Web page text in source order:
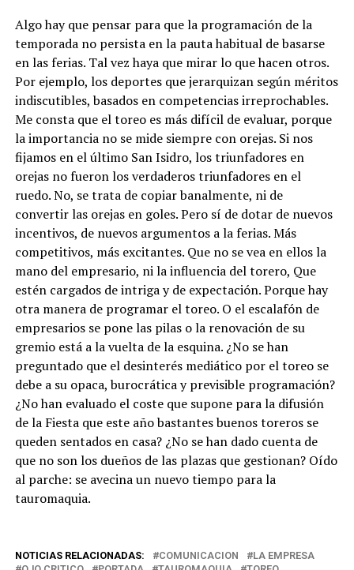
Algo hay que pensar para que la programación de la
temporada no persista en la pauta habitual de basarse
en las ferias. Tal vez haya que mirar lo que hacen otros.
Por ejemplo, los deportes que jerarquizan según méritos
indiscutibles, basados en competencias irreprochables.
Me consta que el toreo es más difícil de evaluar, porque
la importancia no se mide siempre con orejas. Si nos
fijamos en el último San Isidro, los triunfadores en
orejas no fueron los verdaderos triunfadores en el
ruedo. No, se trata de copiar banalmente, ni de
convertir las orejas en goles. Pero sí de dotar de nuevos
incentivos, de nuevos argumentos a la ferias. Más
competitivos, más excitantes. Que no se vea en ellos la
mano del empresario, ni la influencia del torero, Que
estén cargados de intriga y de expectación. Porque hay
otra manera de programar el toreo. O el escalafón de
empresarios se pone las pilas o la renovación de su
gremio está a la vuelta de la esquina. ¿No se han
preguntado que el desinterés mediático por el toreo se
debe a su opaca, burocrática y previsible programación?
¿No han evaluado el coste que supone para la difusión
de la Fiesta que este año bastantes buenos toreros se
queden sentados en casa? ¿No se han dado cuenta de
que no son los dueños de las plazas que gestionan? Oído
al parche: se avecina un nuevo tiempo para la
tauromaquia.
NOTICIAS RELACIONADAS: COMUNICACION
LA EMPRESA